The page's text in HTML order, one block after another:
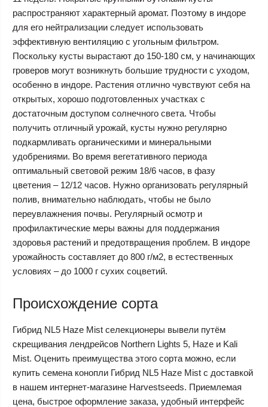
распространяют характерный аромат. Поэтому в индоре
для его нейтрализации следует использовать
эффективную вентиляцию с угольным фильтром.
Поскольку кусты вырастают до 150-180 см, у начинающих
гроверов могут возникнуть большие трудности с уходом,
особенно в индоре. Растения отлично чувствуют себя на
открытых, хорошо подготовленных участках с
достаточным доступом солнечного света. Чтобы
получить отличный урожай, кусты нужно регулярно
подкармливать органическими и минеральными
удобрениями. Во время вегетативного периода
оптимальный световой режим 18/6 часов, в фазу
цветения – 12/12 часов. Нужно организовать регулярный
полив, внимательно наблюдать, чтобы не было
переувлажнения почвы. Регулярный осмотр и
профилактические меры важны для поддержания
здоровья растений и предотвращения проблем. В индоре
урожайность составляет до 800 г/м2, в естественных
условиях – до 1000 г сухих соцветий.
Происхождение сорта
Гибрид NL5 Haze Mist селекционеры вывели путём
скрещивания лендрейсов Northern Lights 5, Haze и Kali
Mist. Оценить преимущества этого сорта можно, если
купить семена конопли Гибрид NL5 Haze Mist с доставкой
в ​​нашем интернет-магазине Harvestseeds. Приемлемая
цена, быстрое оформление заказа, удобный интерфейс